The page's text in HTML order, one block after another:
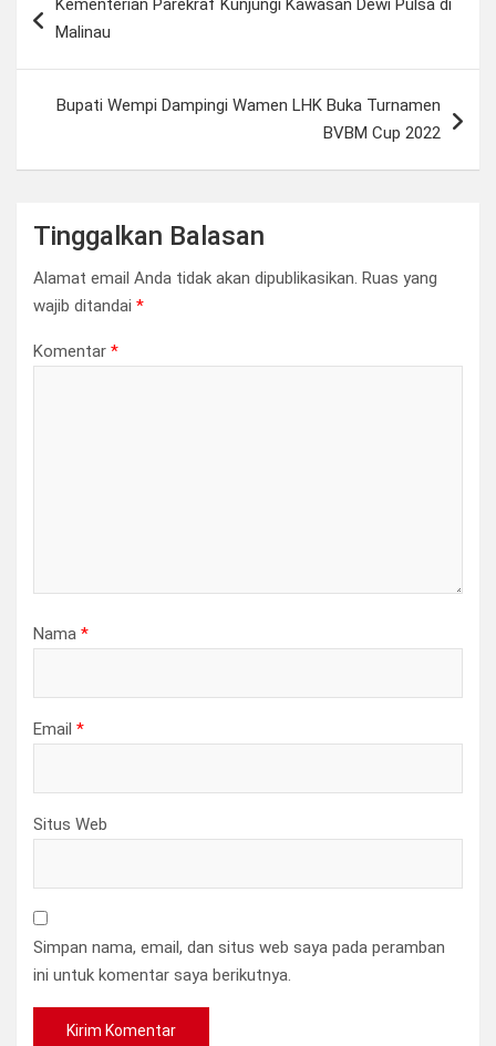
posKementerian Parekraf Kunjungi Kawasan Dewi Pulsa di
Malinau
Bupati Wempi Dampingi Wamen LHK Buka Turnamen
BVBM Cup 2022
Tinggalkan Balasan
Alamat email Anda tidak akan dipublikasikan. Ruas yang
wajib ditandai *
Komentar *
Nama *
Email *
Situs Web
Simpan nama, email, dan situs web saya pada peramban
ini untuk komentar saya berikutnya.